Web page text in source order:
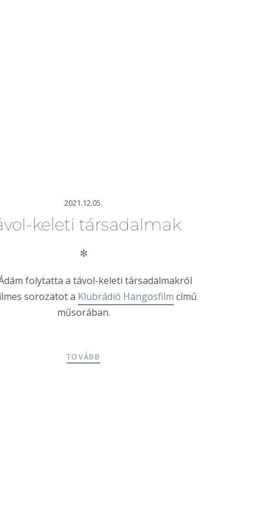
2021.12.05.
keleti társadalmak
✻
folytatta a távol-keleti társadalmakról
sorozatot a Klubrádió Hangosfilm című
műsorában.
TOVÁBB